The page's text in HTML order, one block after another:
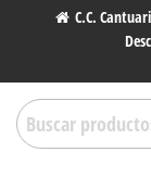
C.C.
Buscar
por: